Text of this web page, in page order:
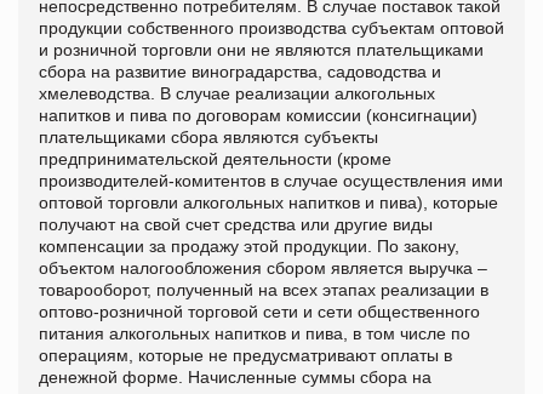
непосредственно потребителям. В случае поставок такой
продукции собственного производства субъектам оптовой
и розничной торговли они не являются плательщиками
сбора на развитие виноградарства, садоводства и
хмелеводства. В случае реализации алкогольных
напитков и пива по договорам комиссии (консигнации)
плательщиками сбора являются субъекты
предпринимательской деятельности (кроме
производителей-комитентов в случае осуществления ими
оптовой торговли алкогольных напитков и пива), которые
получают на свой счет средства или другие виды
компенсации за продажу этой продукции. По закону,
объектом налогообложения сбором является выручка –
товарооборот, полученный на всех этапах реализации в
оптово-розничной торговой сети и сети общественного
питания алкогольных напитков и пива, в том числе по
операциям, которые не предусматривают оплаты в
денежной форме. Начисленные суммы сбора на